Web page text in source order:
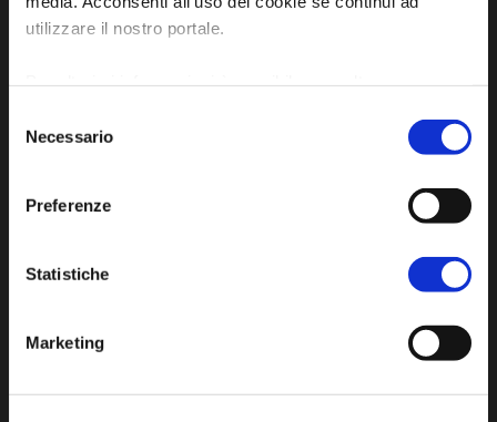
utilizzare il nostro portale.
delNecessario
Preferenze
Statistiche
Marketing
P.IVA e Cod. Fiscale 02291370399